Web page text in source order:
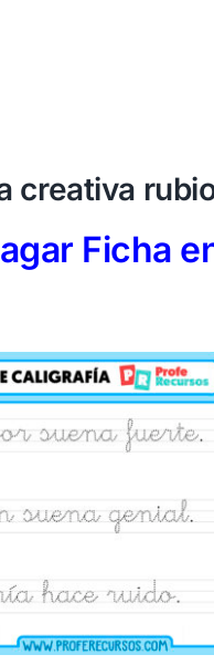
creativa
Ficha